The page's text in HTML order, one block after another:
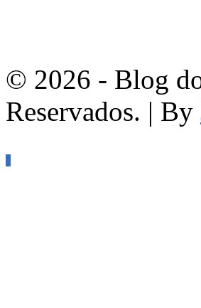
© 2026 - Blog
Reservados. | By